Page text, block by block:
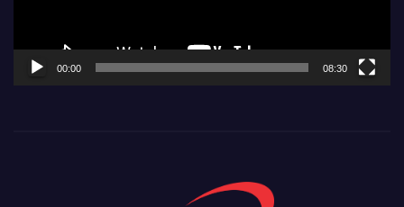
00:00 08:30